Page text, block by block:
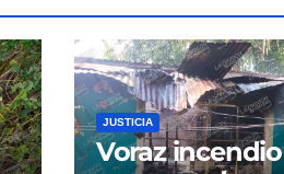
JUSTICIA
Voraz incendio